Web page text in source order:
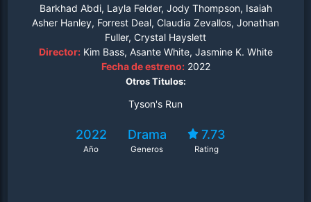
a su familia en primer lugar.
Barkhad Abdi, Layla Felder, Jody Thompson, Isaiah
Asher Hanley, Forrest Deal, Claudia Zevallos, Jonathan
Fuller, Crystal Hayslett
Director: Kim Bass, Asante White, Jasmine K. White
Fecha de estreno: 2022
Otros Titulos:
Tyson's Run
2022
Año
Drama
Generos
7.73
Rating